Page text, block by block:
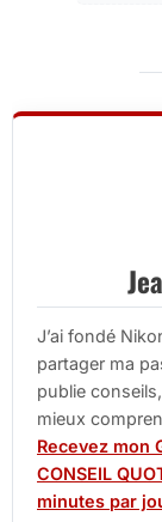
J’ai fondé
partager ma
publie
mieux
Recevez mon
CONSEIL
minutes par